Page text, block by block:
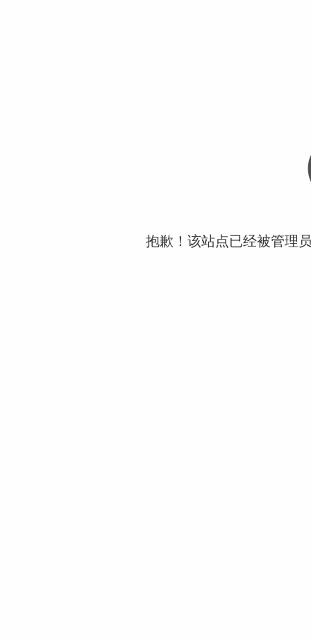
抱歉！该站点已经被管理